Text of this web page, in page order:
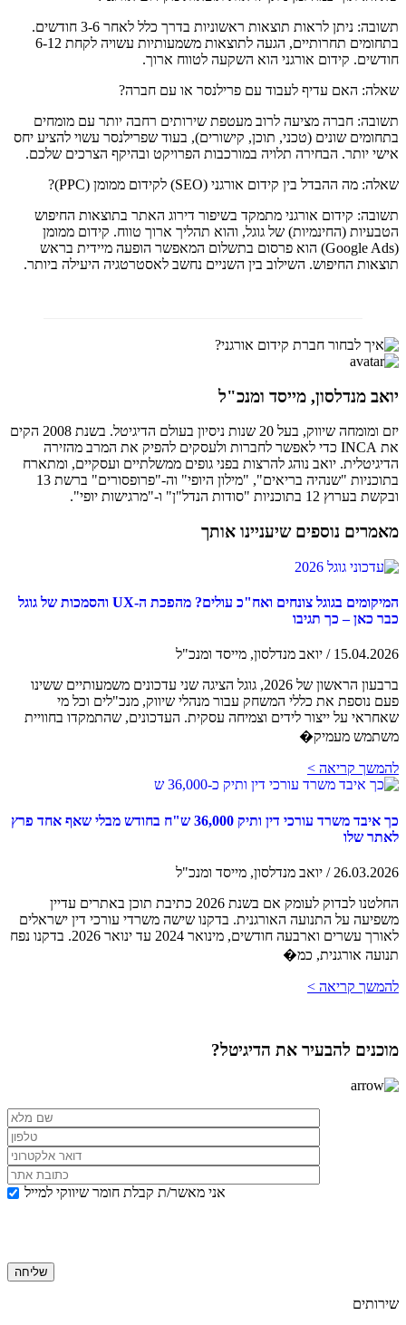
תשובה: ניתן לראות תוצאות ראשוניות בדרך כלל לאחר 3-6 חודשים.
בתחומים תחרותיים, הגעה לתוצאות משמעותיות עשויה לקחת 6-12
חודשים. קידום אורגני הוא השקעה לטווח ארוך.
שאלה: האם עדיף לעבוד עם פרילנסר או עם חברה?
תשובה: חברה מציעה לרוב מעטפת שירותים רחבה יותר עם מומחים
בתחומים שונים (טכני, תוכן, קישורים), בעוד שפרילנסר עשוי להציע יחס
אישי יותר. הבחירה תלויה במורכבות הפרויקט ובהיקף הצרכים שלכם.
שאלה: מה ההבדל בין קידום אורגני (SEO) לקידום ממומן (PPC)?
תשובה: קידום אורגני מתמקד בשיפור דירוג האתר בתוצאות החיפוש
הטבעיות (החינמיות) של גוגל, והוא תהליך ארוך טווח. קידום ממומן
(Google Ads) הוא פרסום בתשלום המאפשר הופעה מיידית בראש
תוצאות החיפוש. השילוב בין השניים נחשב לאסטרטגיה היעילה ביותר.
יואב מנדלסון, מייסד ומנכ"ל
יזם ומומחה שיווק, בעל 20 שנות ניסיון בעולם הדיגיטל. בשנת 2008 הקים
את INCA כדי לאפשר לחברות ולעסקים להפיק את המרב מהזירה
הדיגיטלית. יואב נוהג להרצות בפני גופים ממשלתיים ועסקיים, ומתארח
בתוכניות "שנהיה בריאים", "מילון היופי" וה-"פרופסורים" ברשת 13
ובקשת בערוץ 12 בתוכניות "סודות הנדל"ן" ו-"מרגישות יופי".
מאמרים נוספים שיעניינו אותך
המיקומים בגוגל צונחים ואח"כ עולים? מהפכת ה-UX והסמכות של גוגל
כבר כאן – כך תגיבו
15.04.2026 / יואב מנדלסון, מייסד ומנכ"ל
ברבעון הראשון של 2026, גוגל הציגה שני עדכונים משמעותיים ששינו
פעם נוספת את כללי המשחק עבור מנהלי שיווק, מנכ"לים וכל מי
שאחראי על ייצור לידים וצמיחה עסקית. העדכונים, שהתמקדו בחוויית
משתמש מעמיק�
להמשך קריאה >
כך איבד משרד עורכי דין ותיק 36,000 ש"ח בחודש מבלי שאף אחד פרץ
לאתר שלו
26.03.2026 / יואב מנדלסון, מייסד ומנכ"ל
החלטנו לבדוק לעומק אם בשנת 2026 כתיבת תוכן באתרים עדיין
משפיעה על התנועה האורגנית. בדקנו שישה משרדי עורכי דין ישראלים
לאורך עשרים וארבעה חודשים, מינואר 2024 עד ינואר 2026. בדקנו נפח
תנועה אורגנית, כמ�
להמשך קריאה >
מוכנים להבעיר את הדיגיטל?
אני מאשר/ת קבלת חומר שיווקי למייל
שירותים